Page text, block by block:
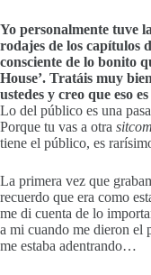
Yo personalmente tuve
rodajes de los capítulos
consciente de lo bonito
House’. Tratáis muy
ustedes y creo que eso
Lo del público es una
Porque tu vas a otra sitcom
tiene el público, es
La primera vez que
recuerdo que era como
me di cuenta de lo
a mi cuando me dieron el
me estaba adentrando…